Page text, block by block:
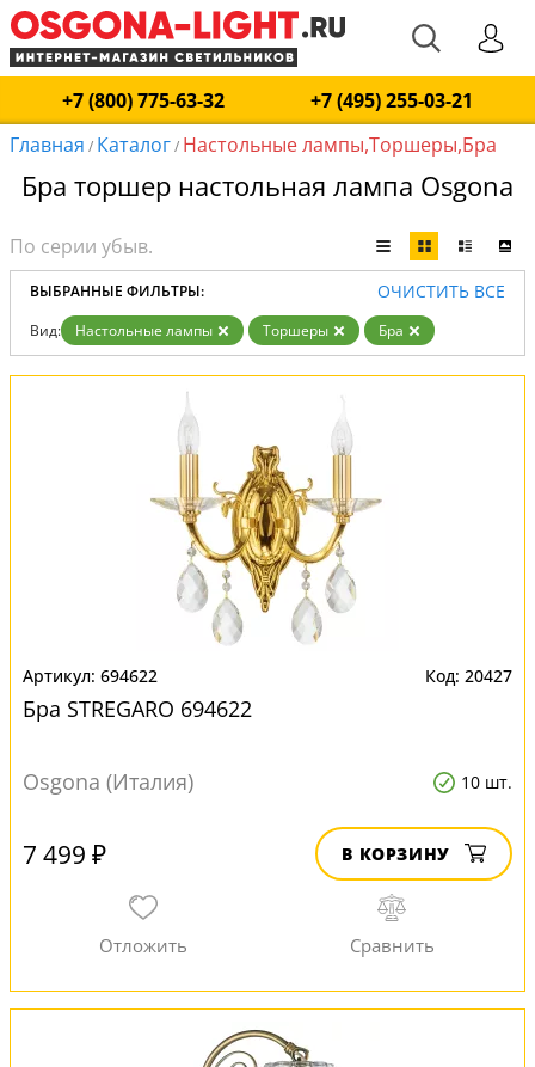
+7 (800) 775-63-32
+7 (495) 255-03-21
Главная / Каталог/ Настольные лампы,Торшеры,Бра
Бра торшер настольная лампа Osgona
ВЫБРАННЫЕ ФИЛЬТРЫ: ОЧИСТИТЬ ВСЕ
Вид: Настольные лампы Торшеры Бра
694622 20427
Бра STREGARO 694622
Osgona (Италия) 10 шт.
7 499 ₽ В КОРЗИНУ